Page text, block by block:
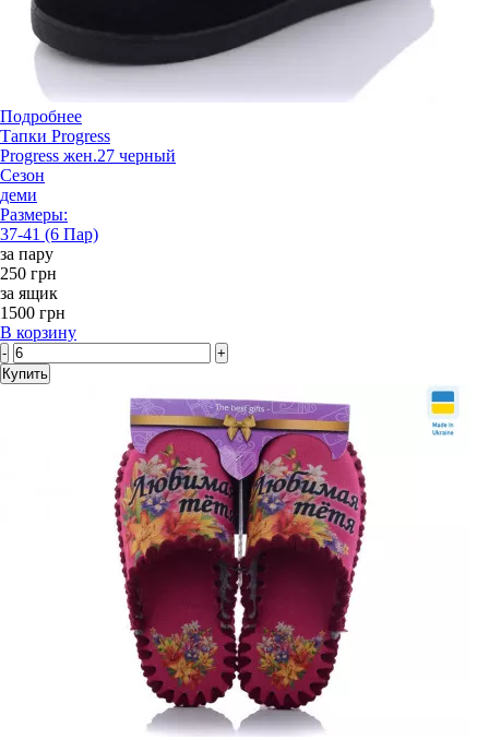
Подробнее
Тапки Progress
Progress жен.27 черный
Сезон
деми
Размеры:
37-41 (6 Пар)
за пару
250 грн
за ящик
1500 грн
В корзину
-
+
Купить